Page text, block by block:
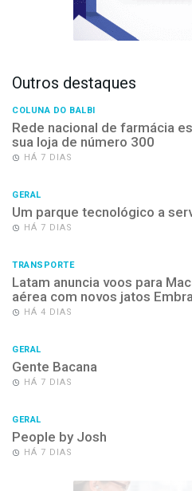
Outros destaques
COLUNA DO BALBI
Rede nacional de farmácia
sua loja de número 300
HÁ 7 DIAS
GERAL
Um parque tecnológico a
HÁ 7 DIAS
TRANSPORTE
Latam anuncia voos para
aérea com novos jatos
HÁ 4 DIAS
GERAL
Gente Bacana
HÁ 7 DIAS
GERAL
People by Josh
HÁ 7 DIAS